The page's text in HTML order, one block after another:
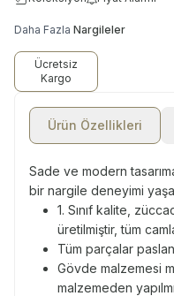
Daha Fazla Nargileler
Ücretsiz
Kargo
Ürün Özellikleri
Sade ve modern
bir nargile deneyimi
1. Sınıf kalite,
üretilmiştir, tüm
Tüm parçalar
Gövde malzemesi
malzemeden